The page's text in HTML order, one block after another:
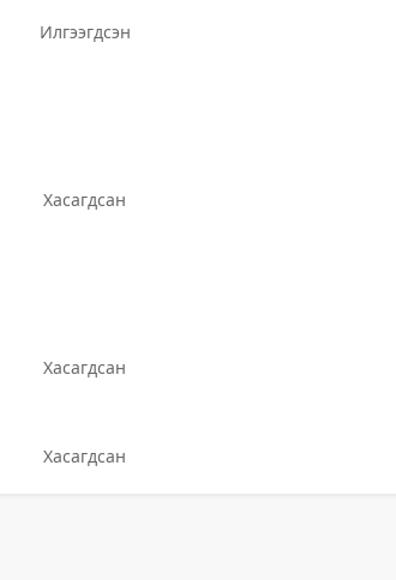
Илгээгдсэн
Хасагдсан
Хасагдсан
Хасагдсан